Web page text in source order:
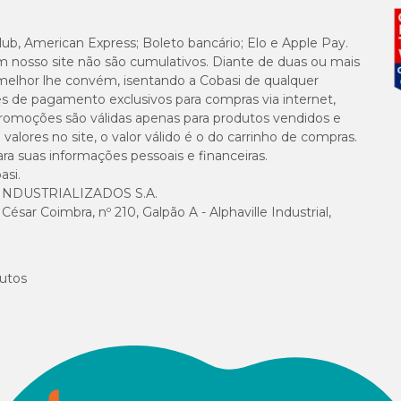
nas seguintes situações:
de seus excipientes;
como efeitos colaterais. Em caso de sintomas, interrompa a
o vasodilatador para cães nas seguintes dosagens:
American Express; Boleto bancário; Elo e Apple Pay.
nosso site não são cumulativos. Diante de duas ou mais
lhe convém, isentando a Cobasi de qualquer
de pagamento exclusivos para compras via internet,
são válidas apenas para produtos vendidos e
no site, o valor válido é o do carrinho de compras.
suas informações pessoais e financeiras.
S.A.
Coimbra, nº 210, Galpão A - Alphaville Industrial,